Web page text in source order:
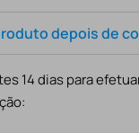
depois de
14 dias para